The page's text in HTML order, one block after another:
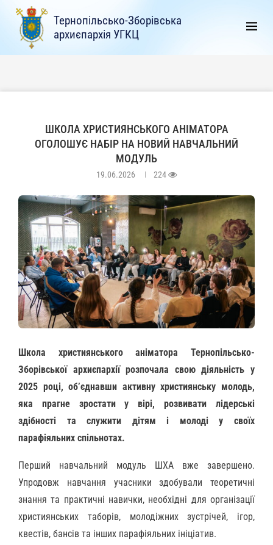
Тернопільсько-Зборівська
архиєпархія УГКЦ
ШКОЛА ХРИСТИЯНСЬКОГО АНІМАТОРА
ОГОЛОШУЄ НАБІР НА НОВИЙ НАВЧАЛЬНИЙ
МОДУЛЬ
19.06.2026 224
Школа християнського аніматора Тернопільсько-
Зборівської архиєпархії розпочала свою діяльність у
2025 році, об’єднавши активну християнську молодь,
яка прагне зростати у вірі, розвивати лідерські
здібності та служити дітям і молоді у своїх
парафіяльних спільнотах.
Перший навчальний модуль ШХА вже завершено.
Упродовж навчання учасники здобували теоретичні
знання та практичні навички, необхідні для організації
християнських таборів, молодіжних зустрічей, ігор,
квестів, бансів та інших парафіяльних ініціатив.